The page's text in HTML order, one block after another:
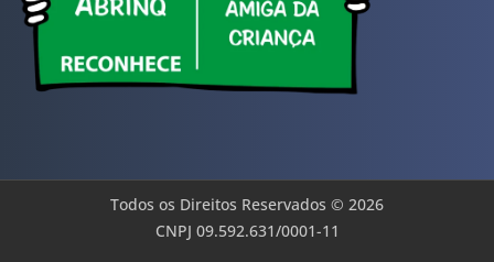
Todos os Direitos Reservados © 2026
CNPJ 09.592.631/0001-11